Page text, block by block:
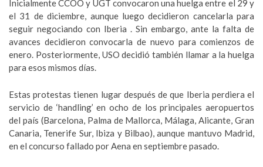
Inicialmente CCOO y UGT convocaron una huelga entre el 29 y
el 31 de diciembre, aunque luego decidieron cancelarla para
seguir negociando con Iberia . Sin embargo, ante la falta de
avances decidieron convocarla de nuevo para comienzos de
enero. Posteriormente, USO decidió también llamar a la huelga
para esos mismos días.
Estas protestas tienen lugar después de que Iberia perdiera el
servicio de ‘handling’ en ocho de los principales aeropuertos
del país (Barcelona, Palma de Mallorca, Málaga, Alicante, Gran
Canaria, Tenerife Sur, Ibiza y Bilbao), aunque mantuvo Madrid,
en el concurso fallado por Aena en septiembre pasado.